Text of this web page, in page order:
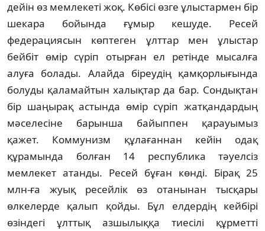
дейiн өз мемлекетi жоқ. Көбiсi өзге ұлыстармен бiр
шекара бойында ғұмыр кешуде. Ресей
федерациясын көптеген ұлттар мен ұлыстар
бейбiт өмiр сүрiп отырған ел ретiнде мысалға
алуға болады. Алайда бiреудiң қамқорлығында
болуды қаламайтын халықтар да бар. Сондықтан
бiр шаңырақ астында өмiр сүрiп жатқандардың
мәселесiне барынша байыппен қарауымыз
қажет. Коммунизм құлағаннан кейiн одақ
құрамында болған 14 республика тәуелсiз
мемлекет атанды. Ресей бұған көндi. Бiрақ 25
млн-ға жуық ресейлiк өз отанынан тысқары
өлкелерде қалып қойды. Бұл елдердiң кейбiрi
өзiндегi ұлттық азшылыққа тиесiлi құрметтi